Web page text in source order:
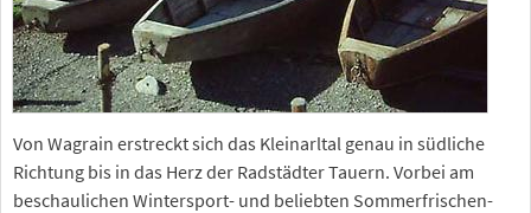
Von Wagrain erstreckt sich das Kleinarltal genau in südliche
Richtung bis in das Herz der Radstädter Tauern. Vorbei am
beschaulichen Wintersport- und beliebten Sommerfrischen-